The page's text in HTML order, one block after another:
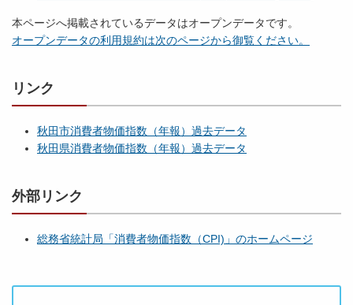
本ページへ掲載されているデータはオープンデータです。
オープンデータの利用規約は次のページから御覧ください。
リンク
秋田市消費者物価指数（年報）過去データ
秋田県消費者物価指数（年報）過去データ
外部リンク
総務省統計局「消費者物価指数（CPI)」のホームページ